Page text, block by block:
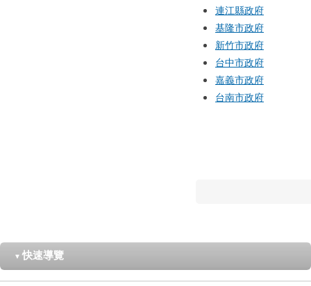
連江縣政府
基隆市政府
新竹市政府
台中市政府
嘉義市政府
台南市政府
▼ 快速導覽